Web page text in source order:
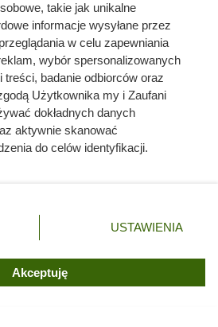
odmiany hiacyntów. „Przepis na
10-11.
1961 nr 1, s. 2.
Ogród” 2008. Wyd. specjalne nr 4,
ozdobne w mieszkaniu i na
takie jak unikalne
informacje wysyłane przez
w celu zapewniania
wybór spersonalizowanych
badanie odbiorców oraz
Użytkownika my i Zaufani
dokładnych danych
aktywnie skanować
do celów identyfikacji.
przycisk ustawień prywatności
dolnym rogu strony. Niektóre
prawo sprzeciwić się takiemu
będą miały zastosowania tylko
USTAWIENIA
Akceptuję